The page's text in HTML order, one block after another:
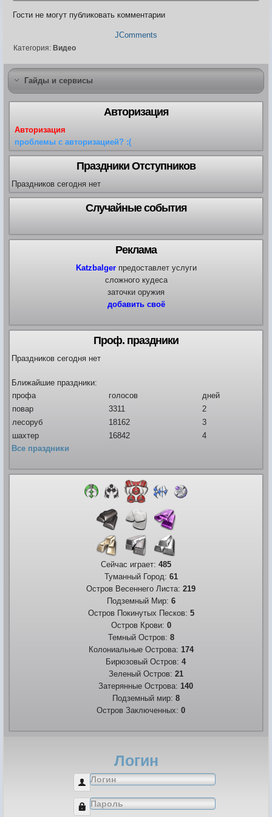
Клиент игры на android
Заявки на вступление
История ГРаней
Живые легенды
Мемориальная доска
Шаржи на персонажей Граней
Похождения Пити
Грани Реальности
Гости не могут публиковать комментарии
JComments
Категория: Видео
Гайды и сервисы
Авторизация
Авторизация
проблемы с авторизацией? :(
Праздники Отступников
Праздников сегодня нет
Случайные события
Реклама
Katzbalgerпредоставлет услуги
сложного кудеса
заточки оружия
добавить своё
Проф. праздники
Праздников сегодня нет
Ближайшие праздники:
профа
голосов
дней
повар
3311
2
лесоруб
18162
3
шахтер
16842
4
Все праздники
Сейчас играет: 485
Туманный Город: 61
Остров Весеннего Листа: 219
Подземный Мир: 6
Остров Покинутых Песков: 5
Остров Крови: 0
Темный Остров: 8
Колониальные Острова: 174
Бирюзовый Остров: 4
Зеленый Остров: 21
Затерянные Острова: 140
Подземный мир: 8
Остров Заключенных: 0
Логин